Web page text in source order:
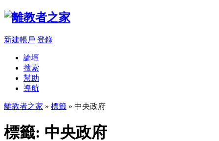
新建帳戶 登錄
論壇
搜索
幫助
導航
離教者之家 » 標籤 » 中央政府
標籤: 中央政府